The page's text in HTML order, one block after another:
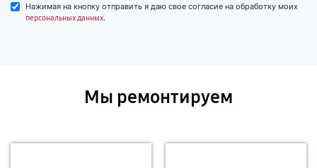
Нажимая на кнопку отправить я даю свое согласие на обработку моих
персональных данных.
Мы ремонтируем